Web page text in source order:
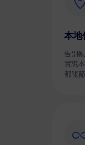
本地
告別
實惠
都能